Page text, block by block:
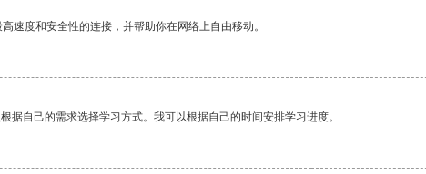
速度和安全性的连接，并帮助你在网络上自由移动。
据自己的需求选择学习方式。我可以根据自己的时间安排学习进度。